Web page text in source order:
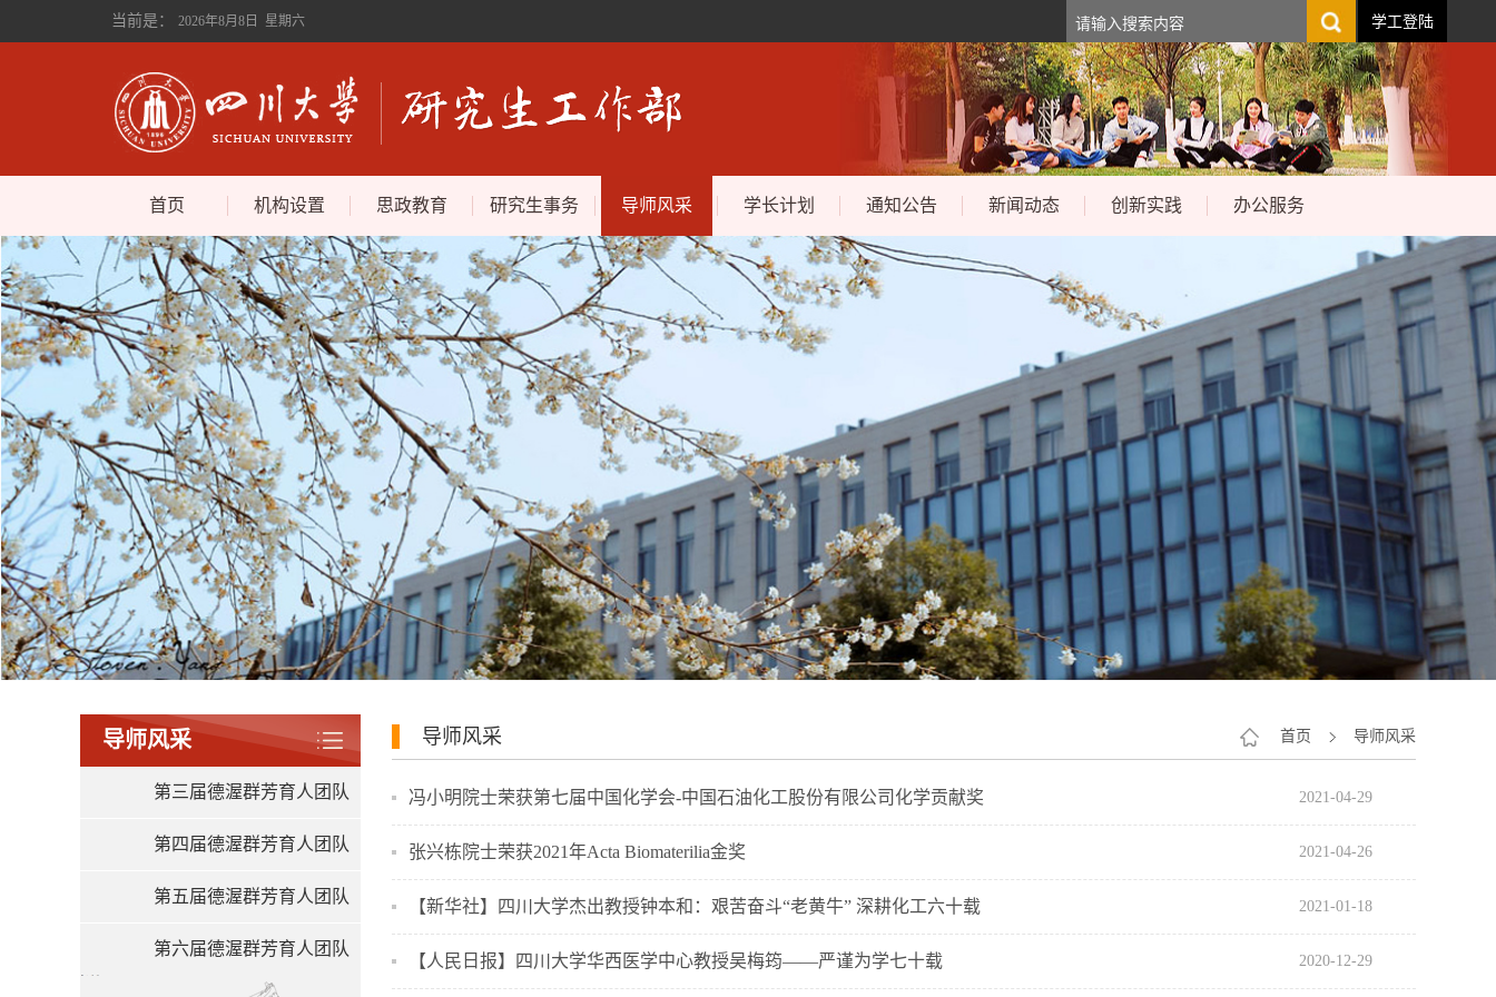
当前是： 2026年8月8日 星期六 学工登陆
首页 机构设置 思政教育 研究生事务 导师风采 学长计划 通知公告 新闻动态 创新实践 办公服务
导师风采
第三届德渥群芳育人团队
第四届德渥群芳育人团队
第五届德渥群芳育人团队
第六届德渥群芳育人团队
导师风采 首页 导师风采
2021-04-29
冯小明院士荣获第七届中国化学会-中国石油化工股份有限公司化学贡献奖
2021-04-26
张兴栋院士荣获2021年Acta Biomaterilia金奖
2021-01-18
【新华社】四川大学杰出教授钟本和：艰苦奋斗“老黄牛” 深耕化工六十载
2020-12-29
【人民日报】四川大学华西医学中心教授吴梅筠——严谨为学七十载